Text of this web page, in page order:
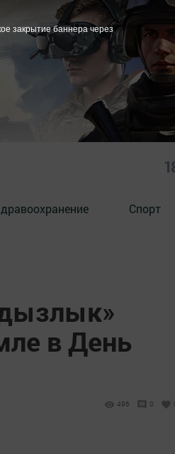
Спорт
в День
496 0
закрытие баннера через